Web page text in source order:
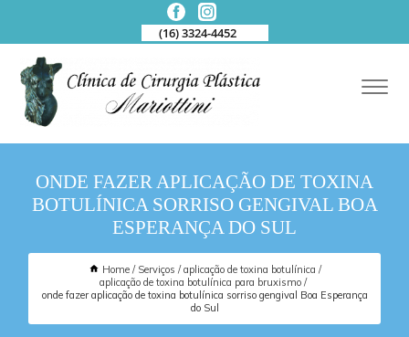
(16) 3324-4452
ONDE FAZER APLICAÇÃO DE TOXINA
BOTULÍNICA SORRISO GENGIVAL BOA
ESPERANÇA DO SUL
Home Serviços
aplicação de toxina botulínica
aplicação de toxina botulínica para bruxismo
onde fazer aplicação de toxina botulínica sorriso gengival Boa Esperança
do Sul